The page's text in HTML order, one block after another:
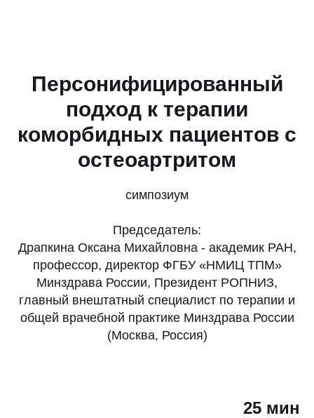
Персонифицированный
подход к терапии
коморбидных пациентов с
остеоартритом
симпозиум
Председатель:
Драпкина Оксана Михайловна - академик РАН,
профессор, директор ФГБУ «НМИЦ ТПМ»
Минздрава России, Президент РОПНИЗ,
главный внештатный специалист по терапии и
общей врачебной практике Минздрава России
(Москва, Россия)
25 мин